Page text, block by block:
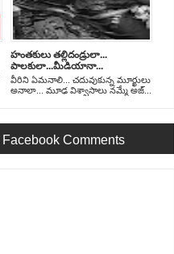
హంతకులు తల్లిదండ్రులా...
పాలకులా...మీడియానా...
వీరిని ఏమనాలి... చదువుకున్న మూర్ఖులు
అనాలా... మూఢ విశ్వాసాలు నమ్మే అజ్...
Facebook Comments